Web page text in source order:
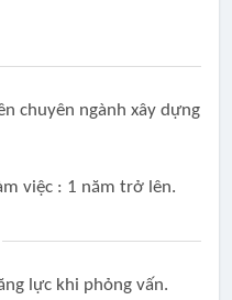
chuyên ngành xây dựng
: 1 năm trở lên.
lực khi phỏng vấn.